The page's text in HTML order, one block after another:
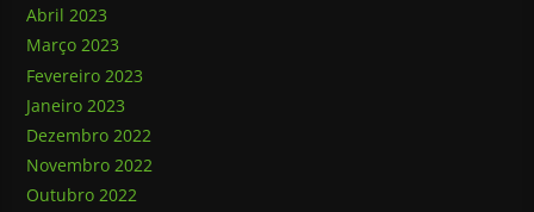
Abril 2023
Março 2023
Fevereiro 2023
Janeiro 2023
Dezembro 2022
Novembro 2022
Outubro 2022